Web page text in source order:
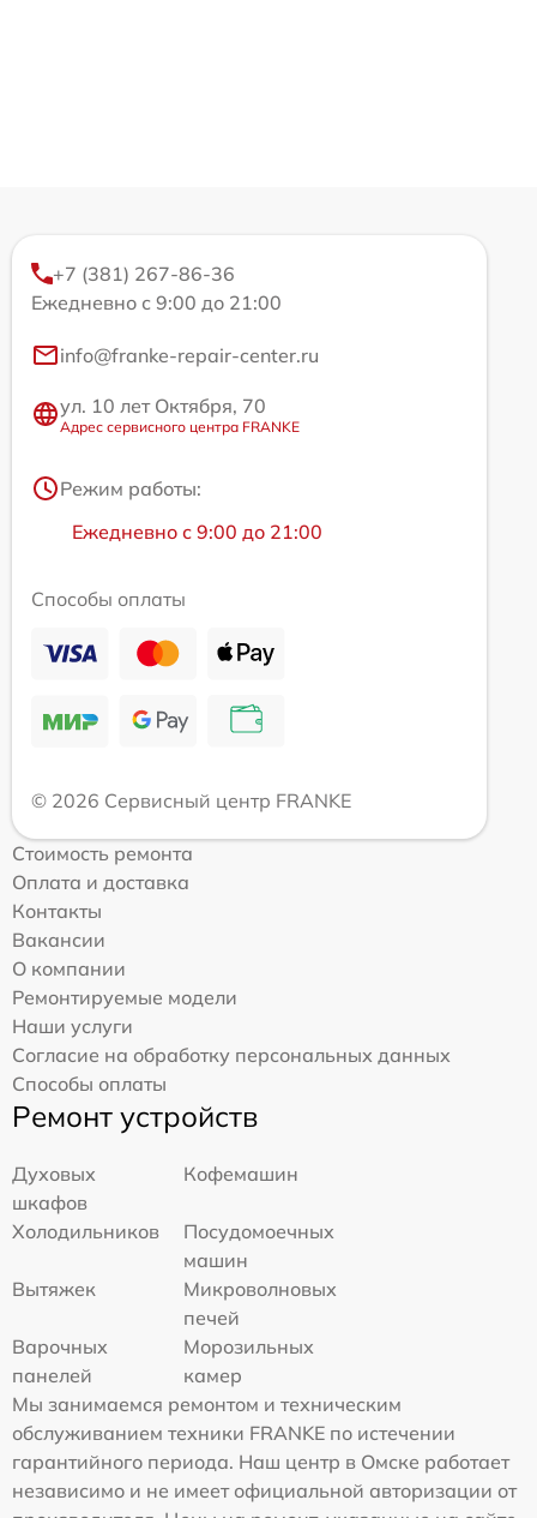
+7 (381) 267-86-36
Ежедневно с 9:00 до 21:00
info@franke-repair-center.ru
ул. 10 лет Октября, 70
Адрес сервисного центра FRANKE
Режим работы:
Ежедневно с 9:00 до 21:00
Способы оплаты
© 2026 Сервисный центр FRANKE
Стоимость ремонта
Оплата и доставка
Контакты
Вакансии
О компании
Ремонтируемые модели
Наши услуги
Согласие на обработку персональных данных
Способы оплаты
Ремонт устройств
Духовых
шкафов
Кофемашин
Холодильников
Посудомоечных
машин
Вытяжек
Микроволновых
печей
Варочных
панелей
Морозильных
камер
Мы занимаемся ремонтом и техническим
обслуживанием техники FRANKE по истечении
гарантийного периода. Наш центр в Омске работает
независимо и не имеет официальной авторизации от